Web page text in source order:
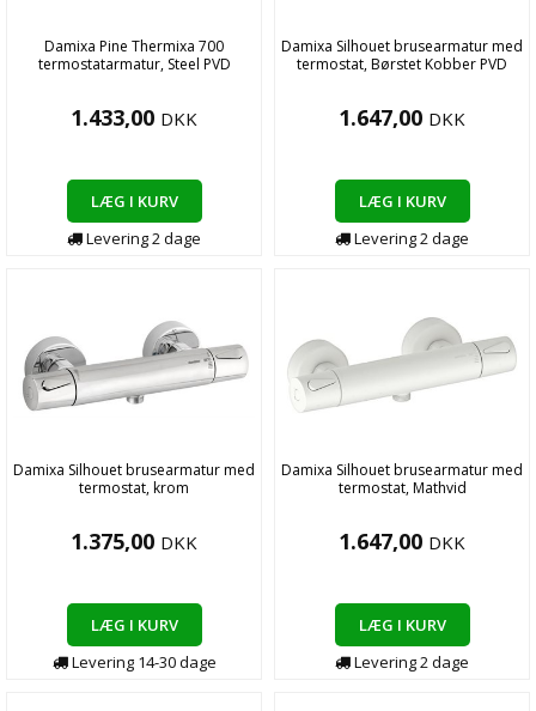
Damixa Pine Thermixa 700
termostatarmatur, Steel PVD
1.433,00 DKK
LÆG I KURV
Levering2dage
Damixa Silhouet brusearmatur med
termostat, Børstet Kobber PVD
1.647,00 DKK
LÆG I KURV
Levering2dage
Damixa Silhouet brusearmatur med
termostat, krom
1.375,00 DKK
LÆG I KURV
Levering 14-30dage
Damixa Silhouet brusearmatur med
termostat, Mathvid
1.647,00 DKK
LÆG I KURV
Levering2dage